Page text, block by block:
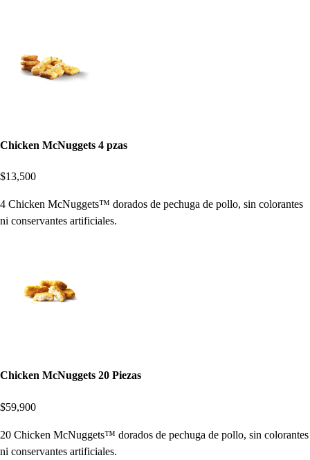
Chicken McNuggets 4 pzas
$13,500
4 Chicken McNuggets™ dorados de pechuga de pollo, sin colorantes
ni conservantes artificiales.
Chicken McNuggets 20 Piezas
$59,900
20 Chicken McNuggets™ dorados de pechuga de pollo, sin colorantes
ni conservantes artificiales.